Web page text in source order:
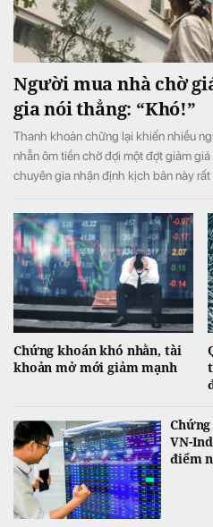
Người mua nhà chờ
gia nói thẳng: “Khó!”
Thanh khoản chững lại khiến nhiều
nhẫn ôm tiền chờ đợi một đợt giảm giá
chuyên gia nhận định kịch bản này
Chứng khoán khó nhằn, tài
khoản mở mới giảm mạnh
VN-
điểm